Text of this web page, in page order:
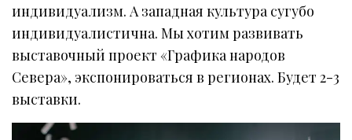
индивидуализм. А западная культура сугубо
индивидуалистична. Мы хотим развивать
выставочный проект «Графика народов
Севера», экспонироваться в регионах. Будет 2-3
выставки.